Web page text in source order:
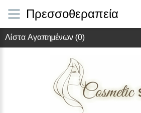
Λίστα Αγαπημένων (0)
Πρεσσοθεραπεία